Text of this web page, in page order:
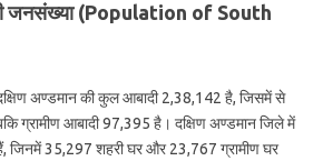
जनसंख्या (Population of South
अण्डमान की कुल आबादी 2,38,142 है, जिसमें से
ग्रामीण आबादी 97,395 है। दक्षिण अण्डमान जिले में
जिनमें 35,297 शहरी घर और 23,767 ग्रामीण घर